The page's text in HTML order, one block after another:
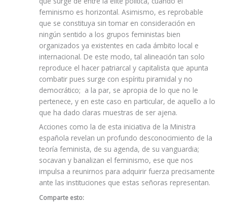
feminismo es horizontal. Asimismo, es reprobable
que se constituya sin tomar en consideración en
ningún sentido a los grupos feministas bien
organizados ya existentes en cada ámbito local e
internacional. De este modo, tal alineación tan solo
reproduce el hacer patriarcal y capitalista que apunta
combatir pues surge con espíritu piramidal y no
democrático; a la par, se apropia de lo que no le
pertenece, y en este caso en particular, de aquello a lo
que ha dado claras muestras de ser ajena.
Acciones como la de esta iniciativa de la Ministra
española revelan un profundo desconocimiento de la
teoría feminista, de su agenda, de su vanguardia;
socavan y banalizan el feminismo, ese que nos
impulsa a reunirnos para adquirir fuerza precisamente
ante las instituciones que estas señoras representan.
Comparte esto: